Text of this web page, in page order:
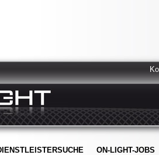
ON-LIGHT-JOBS